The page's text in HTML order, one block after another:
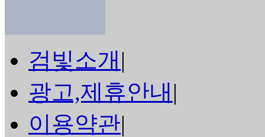
검빛소개|
광고,제휴안내|
이용약관|